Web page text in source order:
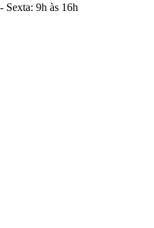
Sexta: 9h às 16h